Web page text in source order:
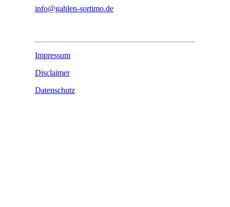
info@gahlen-sortimo.de
Impressum
Disclaimer
Datenschutz